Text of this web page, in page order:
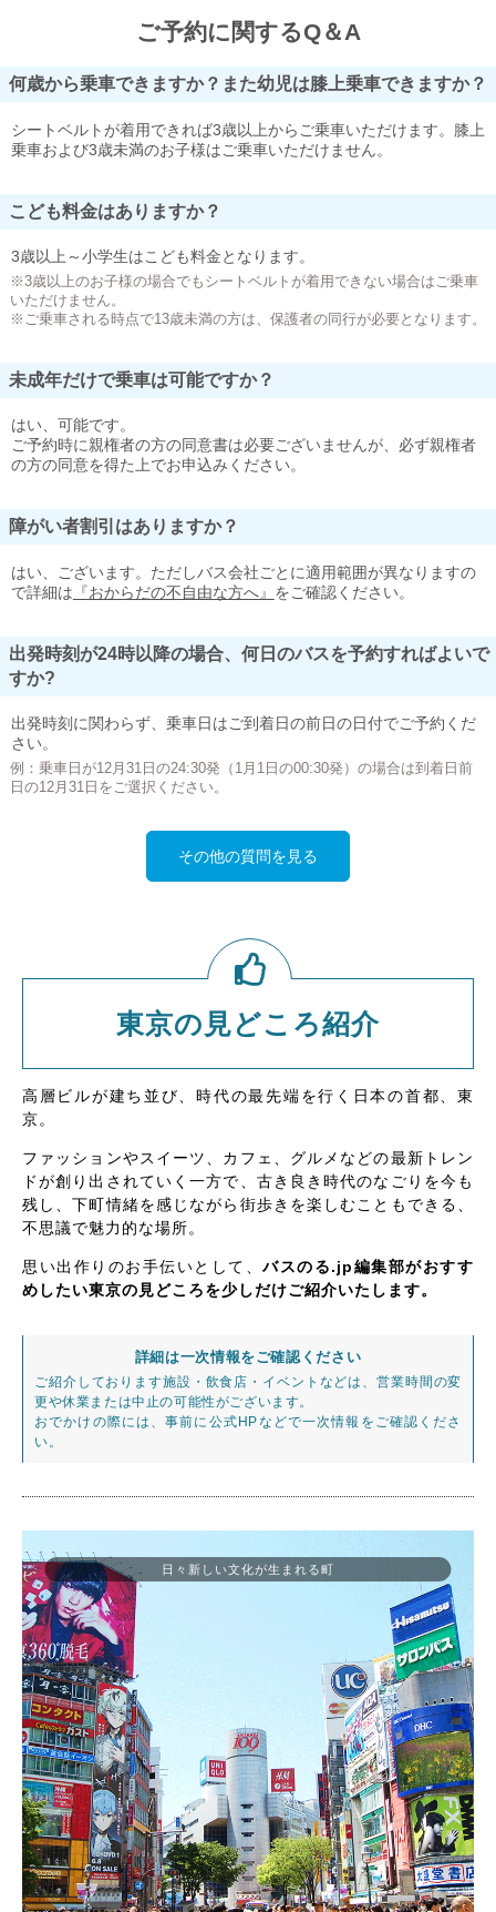
ご予約に関するQ＆A
何歳から乗車できますか？また幼児は膝上乗車できますか？
シートベルトが着用できれば3歳以上からご乗車いただけます。膝上
乗車および3歳未満のお子様はご乗車いただけません。
こども料金はありますか？
3歳以上～小学生はこども料金となります。
※3歳以上のお子様の場合でもシートベルトが着用できない場合はご乗車
いただけません。
※ご乗車される時点で13歳未満の方は、保護者の同行が必要となります。
未成年だけで乗車は可能ですか？
はい、可能です。
ご予約時に親権者の方の同意書は必要ございませんが、必ず親権者
の方の同意を得た上でお申込みください。
障がい者割引はありますか？
はい、ございます。ただしバス会社ごとに適用範囲が異なりますの
で詳細は 『おからだの不自由な方へ』 をご確認ください。
出発時刻が24時以降の場合、何日のバスを予約すればよいで
すか?
出発時刻に関わらず、乗車日はご到着日の前日の日付でご予約くだ
さい。
例：乗車日が12月31日の24:30発（1月1日の00:30発）の場合は到着日前
日の12月31日をご選択ください。
その他の質問を見る
東京の見どころ紹介
高層ビルが建ち並び、時代の最先端を行く日本の首都、東
京。
ファッションやスイーツ、カフェ、グルメなどの最新トレン
ドが創り出されていく一方で、古き良き時代のなごりを今も
残し、下町情緒を感じながら街歩きを楽しむこともできる、
不思議で魅力的な場所。
思い出作りのお手伝いとして、バスのる.jp編集部がおすす
めしたい東京の見どころを少しだけご紹介いたします。
詳細は一次情報をご確認ください
ご紹介しております施設・飲食店・イベントなどは、営業時間の変
更や休業または中止の可能性がございます。
おでかけの際には、事前に公式HPなどで一次情報をご確認くださ
い。
日々新しい文化が生まれる町